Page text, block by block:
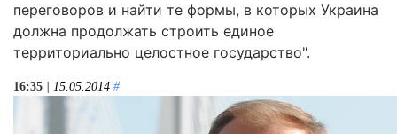
переговоров и найти те формы, в которых Украина
должна продолжать строить единое
территориально целостное государство".
16:35 | 15.05.2014 #